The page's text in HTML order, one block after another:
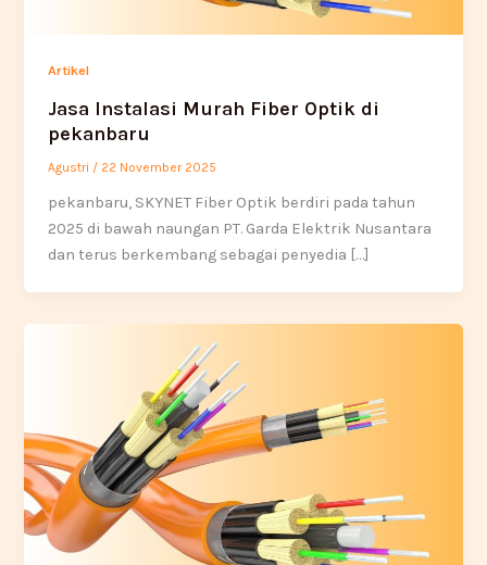
Artikel
Jasa Instalasi Murah Fiber Optik di
pekanbaru
Agustri / 22 November 2025
pekanbaru, SKYNET Fiber Optik berdiri pada tahun
2025 di bawah naungan PT. Garda Elektrik Nusantara
dan terus berkembang sebagai penyedia […]